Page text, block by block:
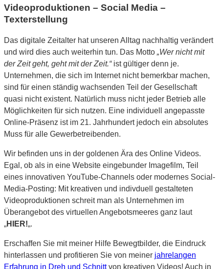
Videoproduktionen – Social Media –
Texterstellung
Das digitale Zeitalter hat unseren Alltag nachhaltig verändert
und wird dies auch weiterhin tun. Das Motto „Wer nicht mit
der Zeit geht, geht mit der Zeit.“ist gültiger denn je.
Unternehmen, die sich im Internet nicht bemerkbar machen,
sind für einen ständig wachsenden Teil der Gesellschaft
quasi nicht existent. Natürlich muss nicht jeder Betrieb alle
Möglichkeiten für sich nutzen. Eine individuell angepasste
Online-Präsenz ist im 21. Jahrhundert jedoch ein absolutes
Muss für alle Gewerbetreibenden.
Wir befinden uns in der goldenen Ära des Online Videos.
Egal, ob als in eine Website eingebunder Imagefilm, Teil
eines innovativen YouTube-Channels oder modernes Social-
Media-Posting: Mit kreativen und indivduell gestalteten
Videoproduktionen schreit man als Unternehmen im
Überangebot des virtuellen Angebotsmeeres ganz laut
„HIER!„.
Erschaffen Sie mit meiner Hilfe Bewegtbilder, die Eindruck
hinterlassen und profitieren Sie von meiner jahrelangen
Erfahrung in Dreh und Schnittvon kreativen Videos! Auch in